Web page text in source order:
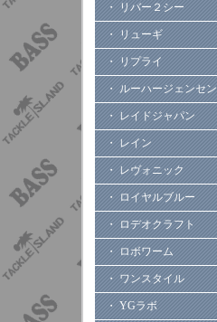
・ リバー２シー
・ リューギ
・ リプライ
・ ルーハージェンセン
・ レイドジャパン
・ レイン
・ レヴォニック
・ ロイヤルブルー
・ ロデオクラフト
・ ロボワーム
・ ワンスタイル
・ YGラボ